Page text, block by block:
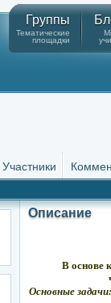
Группы
Тематические
площадки
Участники
Описание
В основе
Основные задачи: